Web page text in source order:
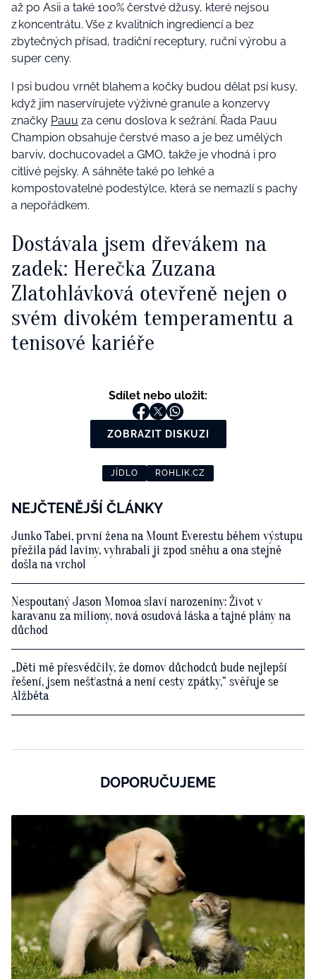
až po Asii a také 100% čerstvé džusy, které nejsou
z koncentrátu. Vše z kvalitních ingrediencí a bez
zbytečných přísad, tradiční receptury, ruční výrobu a
super ceny.
I psi budou vrnět blahem a kočky budou dělat psí kusy,
když jim naservírujete výživné granule a konzervy
značky Pauu za cenu doslova k sežrání. Řada Pauu
Champion obsahuje čerstvé maso a je bez umělých
barviv, dochucovadel a GMO, takže je vhodná i pro
citlivé pejsky. A sáhněte také po lehké a
kompostovatelné podestýlce, která se nemazlí s pachy
a nepořádkem.
Dostávala jsem dřevákem na
zadek: Herečka Zuzana
Zlatohlávková otevřeně nejen o
svém divokém temperamentu a
tenisové kariéře
Sdílet nebo uložit:
ZOBRAZIT DISKUZI
JÍDLO ROHLIK.CZ
NEJČTENĚJŠÍ ČLÁNKY
Junko Tabei, první žena na Mount Everestu během výstupu
přežila pád laviny, vyhrabali ji zpod sněhu a ona stejně
došla na vrchol
Nespoutaný Jason Momoa slaví narozeniny: Život v
karavanu za miliony, nová osudová láska a tajné plány na
důchod
„Děti mě přesvědčily, že domov důchodců bude nejlepší
řešení, jsem nešťastná a není cesty zpátky,“ svěřuje se
Alžběta
DOPORUČUJEME